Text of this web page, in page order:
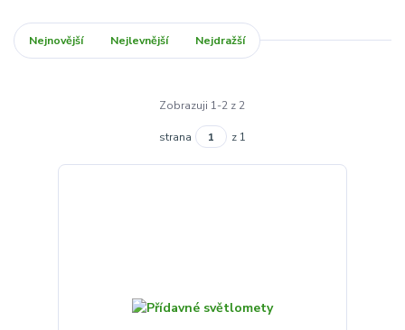
Nejnovější Nejlevnější Nejdražší
Zobrazuji 1-2 z 2
strana z 1